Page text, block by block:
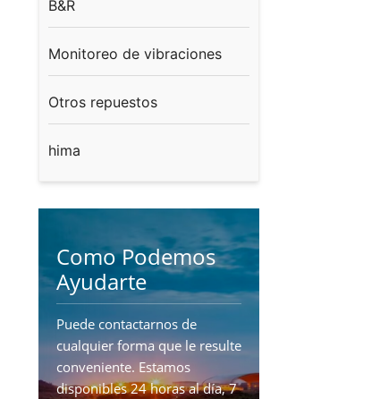
B&R
Monitoreo de vibraciones
Otros repuestos
hima
Como Podemos
Ayudarte
Puede contactarnos de
cualquier forma que le resulte
conveniente. Estamos
disponibles 24 horas al día, 7